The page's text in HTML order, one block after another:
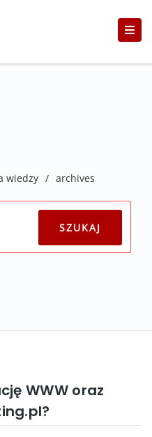
wiedzy / archives
WWW oraz